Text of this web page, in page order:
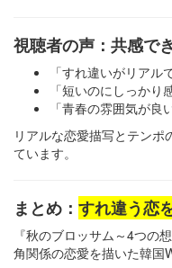
視聴者の声：共感で
「すれ違いがリアル
「短いのにしっかり
「青春の雰囲気が良
リアルな恋愛描写とテン
ています。
まとめ： すれ違う恋
『秋のブロッサム～4つの
角関係の恋愛を描いた韓国